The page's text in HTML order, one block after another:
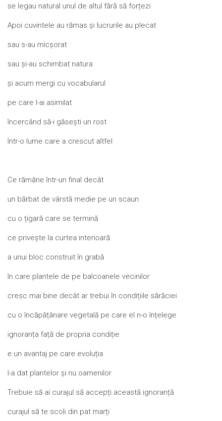
se legau natural unul de altul fără să forțezi
Apoi cuvintele au rămas și lucrurile au plecat
sau s-au micșorat
sau și-au schimbat natura
și acum mergi cu vocabularul
pe care l-ai asimilat
încercând să-i găsești un rost
într-o lume care a crescut altfel
Ce rămâne într-un final decât
un bărbat de vârstă medie pe un scaun
cu o țigară care se termină
ce privește la curtea interioară
a unui bloc construit în grabă
în care plantele de pe balcoanele vecinilor
cresc mai bine decât ar trebui în condițiile sărăciei
cu o încăpățânare vegetală pe care el n-o înțelege
ignoranța față de propria condiție
e un avantaj pe care evoluția
l-a dat plantelor și nu oamenilor
Trebuie să ai curajul să accepți această ignoranță
curajul să te scoli din pat marți